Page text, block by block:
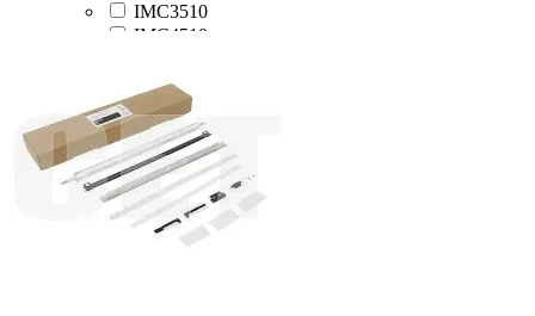
IMC3510
IMC4510
IMC6010
MC2000
MC2001
MC2501
MP2554SP
MP2555SP
MP3054SP
MP3055SP